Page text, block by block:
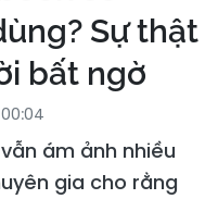
Sự thật
bất ngờ
ám ảnh nhiều
gia cho rằng